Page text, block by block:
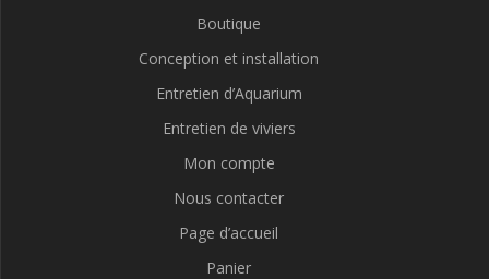
Boutique
Conception et installation
Entretien d’Aquarium
Entretien de viviers
Mon compte
Nous contacter
Page d’accueil
Panier